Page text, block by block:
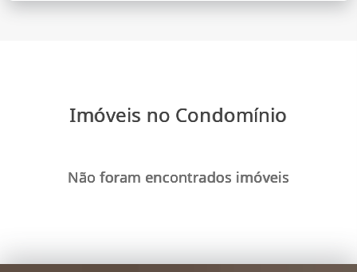
Imóveis no Condomínio
Não foram encontrados imóveis